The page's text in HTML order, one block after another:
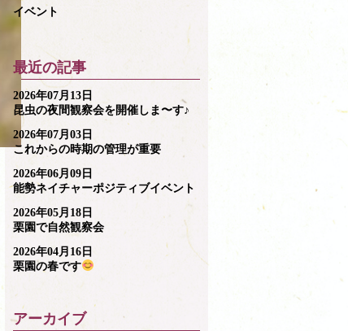
イベント
最近の記事
2026年07月13日
昆虫の夜間観察会を開催しま〜す♪
2026年07月03日
これからの時期の管理が重要
2026年06月09日
能勢ネイチャーポジティブイベント
2026年05月18日
栗園で自然観察会
2026年04月16日
栗園の春です
アーカイブ